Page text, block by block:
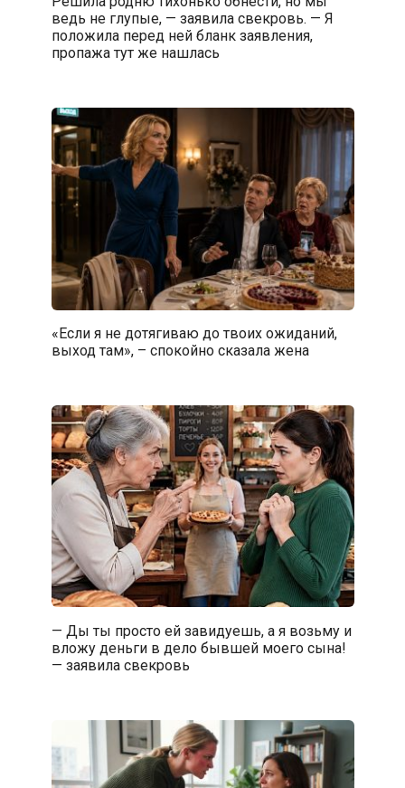
ведь не глупые, — заявила свекровь. — Я
положила перед ней бланк заявления,
пропажа тут же нашлась
«Если я не дотягиваю до твоих ожиданий,
выход там», – спокойно сказала жена
— Ды ты просто ей завидуешь, а я возьму и
вложу деньги в дело бывшей моего сына!
— заявила свекровь